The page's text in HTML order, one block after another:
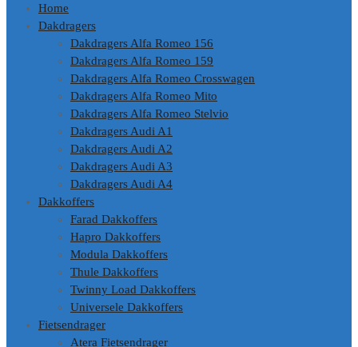
Home
Dakdragers
Dakdragers Alfa Romeo 156
Dakdragers Alfa Romeo 159
Dakdragers Alfa Romeo Crosswagen
Dakdragers Alfa Romeo Mito
Dakdragers Alfa Romeo Stelvio
Dakdragers Audi A1
Dakdragers Audi A2
Dakdragers Audi A3
Dakdragers Audi A4
Dakkoffers
Farad Dakkoffers
Hapro Dakkoffers
Modula Dakkoffers
Thule Dakkoffers
Twinny Load Dakkoffers
Universele Dakkoffers
Fietsendrager
Atera Fietsendrager